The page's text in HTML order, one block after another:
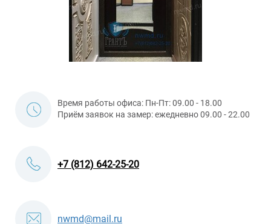
Время работы офиса: Пн-Пт: 09.00 - 18.00
Приём заявок на замер: ежедневно 09.00 - 22.00
+7 (812) 642-25-20
nwmd@mail.ru